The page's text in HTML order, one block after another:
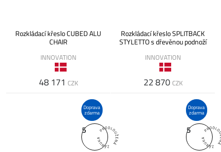
Rozkládací křeslo CUBED ALU
CHAIR
INNOVATION
48 171 CZK
Rozkládací křeslo SPLITBACK
STYLETTO s dřevěnou podnoží
INNOVATION
22 870 CZK
Doprava
zdarma
5
Doprava
zdarma
5